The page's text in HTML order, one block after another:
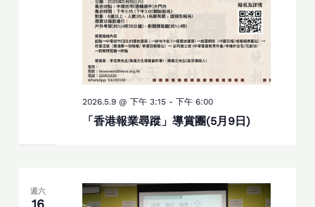
「香港報業尋蹤」導賞團(5月9日)
2026.5.9 @ 下午 3:15- 下午 6:00
週六
16